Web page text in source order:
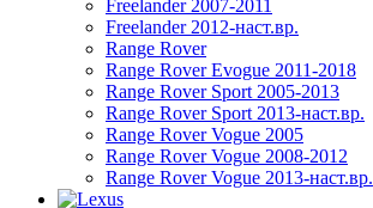
Freelander 2007-2011
Freelander 2012-наст.вр.
Range Rover
Range Rover Evogue 2011-2018
Range Rover Sport 2005-2013
Range Rover Sport 2013-наст.вр.
Range Rover Vogue 2005
Range Rover Vogue 2008-2012
Range Rover Vogue 2013-наст.вр.